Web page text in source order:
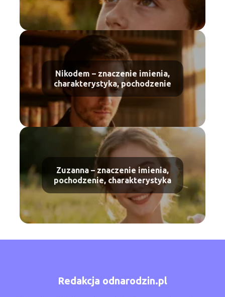
Nikodem – znaczenie imienia,
charakterystyka, pochodzenie
Zuzanna – znaczenie imienia,
pochodzenie, charakterystyka
Redakcja odnarodzin.pl